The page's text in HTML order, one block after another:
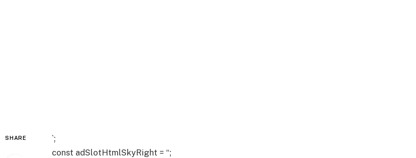
SHARE
`;
const adSlotHtmlSkyRight = “;